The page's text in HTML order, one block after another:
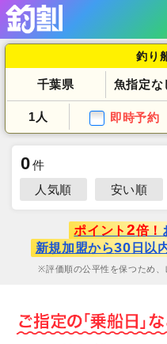
釣り
千葉県 魚指定な
1人 即時予約
0件
人気順
安い順
ポイント 2倍！
新規加盟から30 日以
評価順の公平性を保つため、